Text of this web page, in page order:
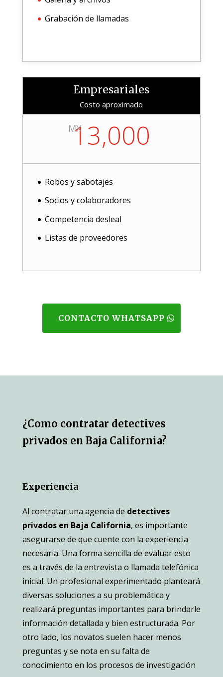
Grabación de llamadas
Empresariales
Costo aproximado
MX
13,000
Robos y sabotajes
Socios y colaboradores
Competencia desleal
Listas de proveedores
CONTACTO WHATSAPP
¿Como contratar detectives
privados en Baja California?
Experiencia
Al contratar una agencia de detectives
privados en Baja California, es importante
asegurarse de que cuente con la experiencia
necesaria. Una forma sencilla de evaluar esto
es a través de la entrevista o llamada telefónica
inicial. Un profesional experimentado planteará
diversas soluciones a su problemática y
realizará preguntas importantes para brindarle
información detallada y bien estructurada. Por
otro lado, los novatos suelen hacer menos
preguntas y se nota en su falta de
conocimiento en los procesos de investigación